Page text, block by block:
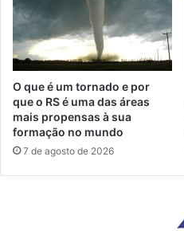
O que é um tornado e por
que o RS é uma das áreas
mais propensas à sua
formação no mundo
7 de agosto de 2026